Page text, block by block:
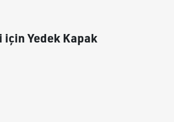
için Yedek Kapak